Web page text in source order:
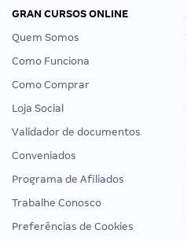
GRAN CURSOS ONLINE
Quem Somos
Como Funciona
Como Comprar
Loja Social
Validador de documentos
Conveniados
Programa de Afiliados
Trabalhe Conosco
Preferências de Cookies